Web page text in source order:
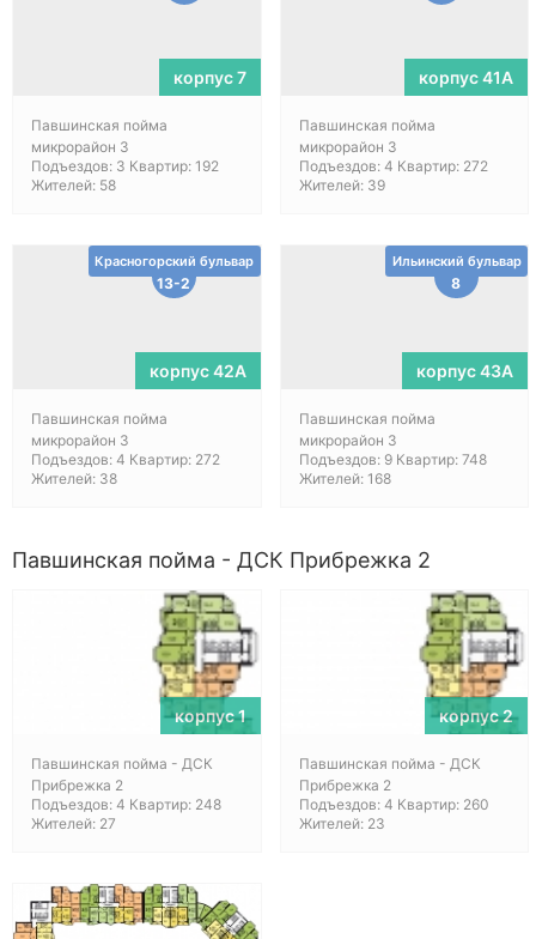
корпус 7
Павшинская пойма
микрорайон 3
Подъездов: 3 Квартир: 192
Жителей: 58
корпус 41А
Павшинская пойма
микрорайон 3
Подъездов: 4 Квартир: 272
Жителей: 39
Красногорский бульвар
13-2
корпус 42А
Павшинская пойма
микрорайон 3
Подъездов: 4 Квартир: 272
Жителей: 38
Ильинский бульвар
8
корпус 43А
Павшинская пойма
микрорайон 3
Подъездов: 9 Квартир: 748
Жителей: 168
Павшинская пойма - ДСК Прибрежка 2
корпус 1
Павшинская пойма - ДСК
Прибрежка 2
Подъездов: 4 Квартир: 248
Жителей: 27
корпус 2
Павшинская пойма - ДСК
Прибрежка 2
Подъездов: 4 Квартир: 260
Жителей: 23